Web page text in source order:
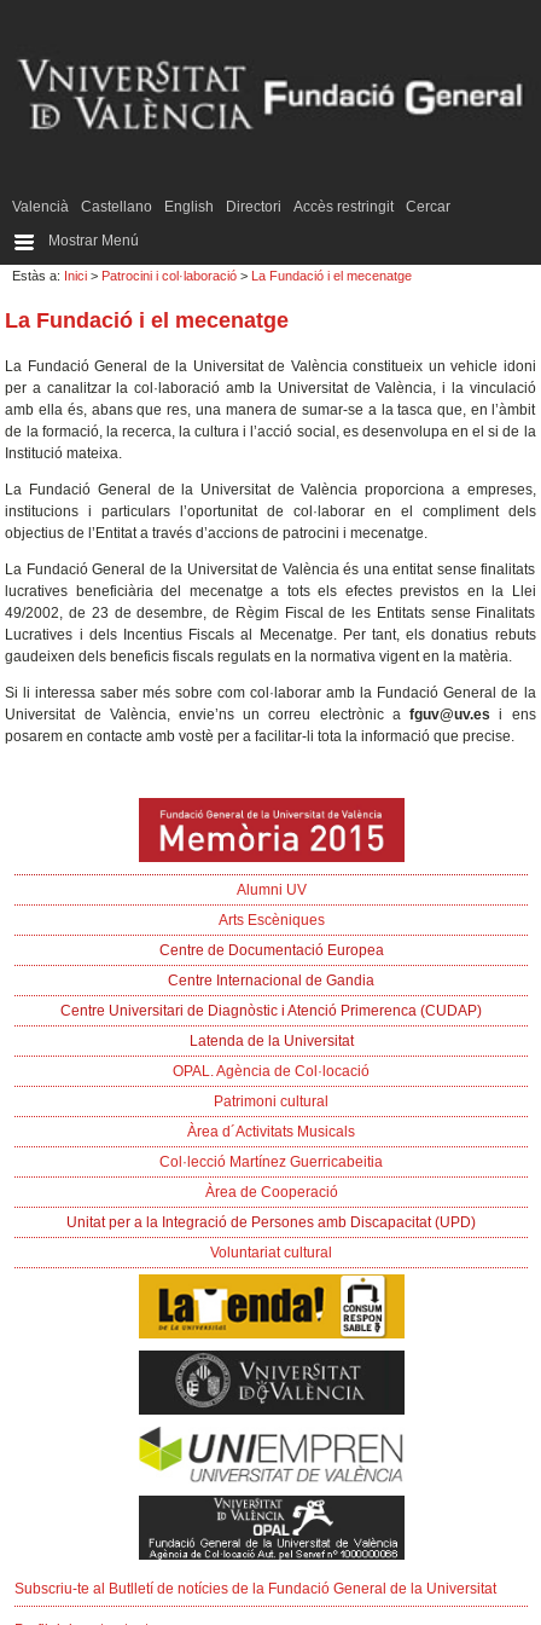
Valencià Castellano English Directori Accès restringit
Cercar
Mostrar Menú
Estàs a: Inici > Patrocini i col·laboració > La Fundació i el mecenatge
La Fundació i el mecenatge
La Fundació General de la Universitat de València constitueix un vehicle idoni
per a canalitzar la col·laboració amb la Universitat de València, i la vinculació
amb ella és, abans que res, una manera de sumar-se a la tasca que, en l’àmbit
de la formació, la recerca, la cultura i l’acció social, es desenvolupa en el si de la
Institució mateixa.
La Fundació General de la Universitat de València proporciona a empreses,
institucions i particulars l’oportunitat de col·laborar en el compliment dels
objectius de l’Entitat a través d’accions de patrocini i mecenatge.
La Fundació General de la Universitat de València és una entitat sense finalitats
lucratives beneficiària del mecenatge a tots els efectes previstos en la Llei
49/2002, de 23 de desembre, de Règim Fiscal de les Entitats sense Finalitats
Lucratives i dels Incentius Fiscals al Mecenatge. Per tant, els donatius rebuts
gaudeixen dels beneficis fiscals regulats en la normativa vigent en la matèria.
Si li interessa saber més sobre com col·laborar amb la Fundació General de la
Universitat de València, envie’ns un correu electrònic afguv@uv.es i ens
posarem en contacte amb vostè per a facilitar-li tota la informació que precise.
Alumni UV
Arts Escèniques
Centre de Documentació Europea
Centre Internacional de Gandia
Centre Universitari de Diagnòstic i Atenció Primerenca (CUDAP)
Latenda de la Universitat
OPAL. Agència de Col·locació
Patrimoni cultural
Àrea d´Activitats Musicals
Col·lecció Martínez Guerricabeitia
Àrea de Cooperació
Unitat per a la Integració de Persones amb Discapacitat (UPD)
Voluntariat cultural
Subscriu-te al Butlletí de notícies de la Fundació General de la Universitat